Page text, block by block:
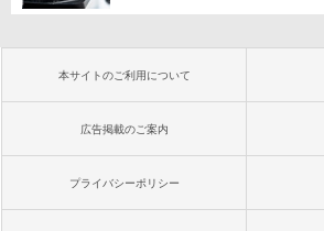
本サイトのご利用について
広告掲載のご案内
プライバシーポリシー